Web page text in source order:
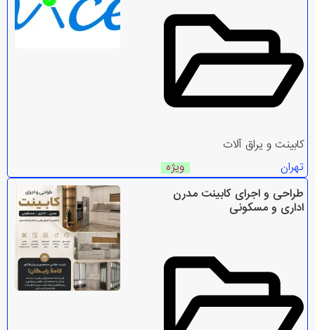
کابینت و یراق آلات
تهران
ویژه
طراحی و اجرای کابینت مدرن
اداری و مسکونی